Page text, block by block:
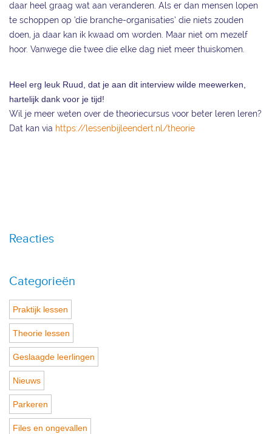
daar heel graag wat aan veranderen. Als er dan mensen lopen
te schoppen op ‘die branche-organisaties’ die niets zouden
doen, ja daar kan ik kwaad om worden. Maar niet om mezelf
hoor. Vanwege die twee die elke dag niet meer thuiskomen.
Heel erg leuk Ruud, dat je aan dit interview wilde meewerken,
hartelijk dank voor je tijd!
Wil je meer weten over de theoriecursus voor beter leren leren?
Dat kan via https://lessenbijleendert.nl/theorie
Reacties
Categorieën
Praktijk lessen
Theorie lessen
Geslaagde leerlingen
Nieuws
Parkeren
Files en ongevallen